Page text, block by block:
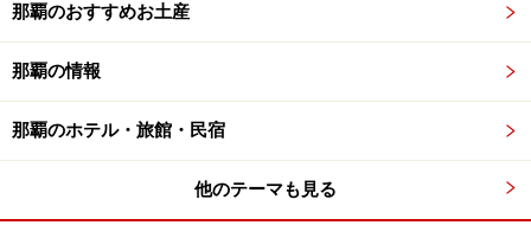
那覇のおすすめお土産
那覇の情報
那覇のホテル・旅館・民宿
他のテーマも見る